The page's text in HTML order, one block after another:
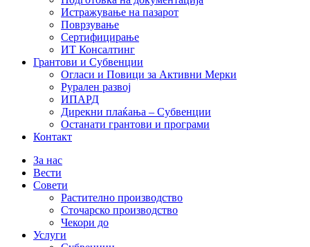
Истражување на пазарот
Поврзување
Сертифицирање
ИТ Консалтинг
Грантови и Субвенции
Огласи и Повици за Активни Мерки
Рурален развој
ИПАРД
Дирекни плаќања – Субвенции
Останати грантови и програми
Контакт
За нас
Вести
Совети
Растително производство
Сточарско производство
Чекори до
Услуги